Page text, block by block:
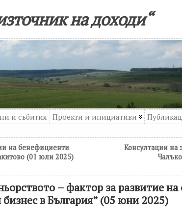
на доходи“
и събития Проекти и инициативи
на бенефициенти
(01 юли 2025)
Консултации на
– фактор за развитие на
в България” (05 юни 2025)